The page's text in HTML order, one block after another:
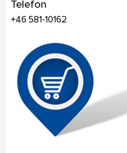
Telefon
+46 581-10162